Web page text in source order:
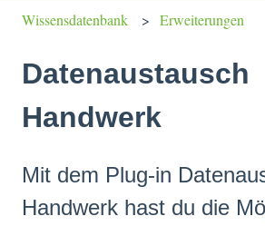
Wissensdatenbank Erweiterungen
Datenaustausch
Handwerk
Mit dem Plug-in
Handwerk hast du die